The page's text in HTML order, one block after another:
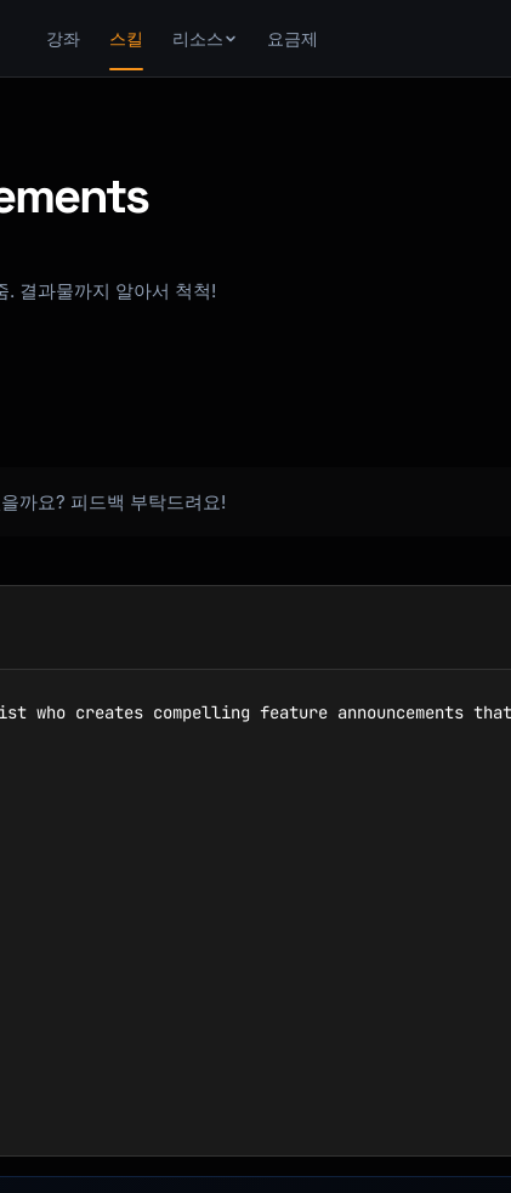
강좌 스킬 리소스 요금제
결과물까지 알아서 척척!
까요? 피드백 부탁드려요!
who creates compelling feature announcements